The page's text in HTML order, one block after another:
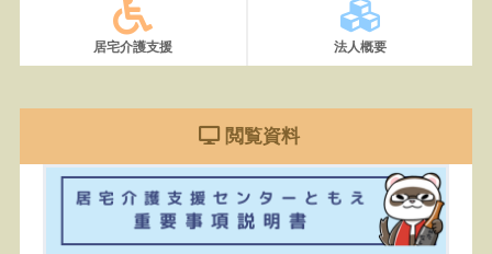
居宅介護支援 法人概要
閲覧資料